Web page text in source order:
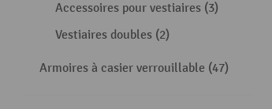
Accessoires pour vestiaires (3)
Vestiaires doubles (2)
Armoires à casier verrouillable (47)